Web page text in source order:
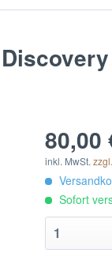
80,00
inkl. MwSt.
Sofort